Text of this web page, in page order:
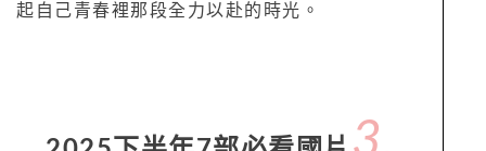
起自己青春裡那段全力以赴的時光。